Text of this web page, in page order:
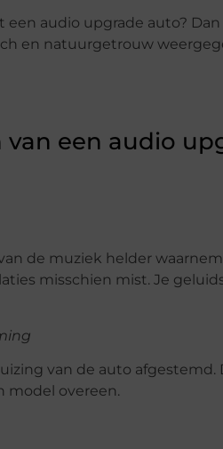
audio upgrade auto?
en natuurgetrouw
een audio
de muziek helder
misschien mist. Je
van de auto afgestemd.
model overeen.